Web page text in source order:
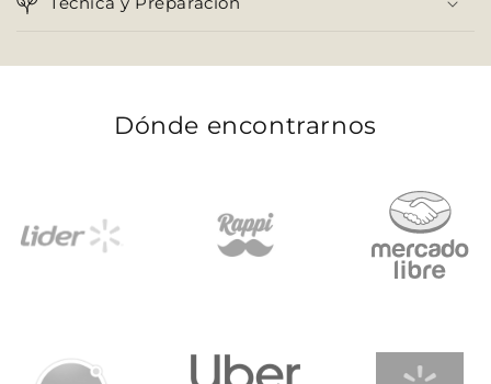
Dónde encontrarnos